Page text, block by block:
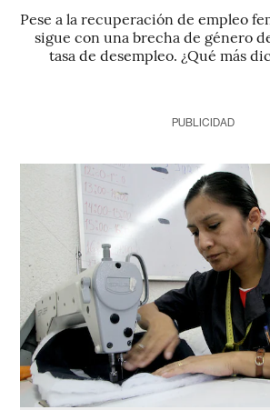
Pese a la recuperación de empleo
sigue con una brecha de género
tasa de desempleo. ¿Qué más
PUBLICIDAD